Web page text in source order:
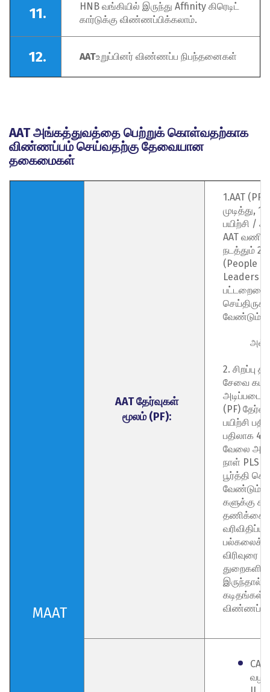
11.
HNB வங்கியில் இருந்து Affinity கிரெடிட்
கார்டுக்கு விண்ணப்பிக்கலாம்.
12. AATஉறுப்பினர் விண்ணப்ப நிபந்தனைகள்
AAT அங்கத்துவத்தை பெற்றுக் கொள்வதற்காக
விண்ணப்பம் செய்வதற்கு தேவையான
தகைமைகள்
MAAT
AAT தேர்வுகள்
மூலம் (PF):
1.AAT
முடித்து, 1
பயிற்சி /
AAT
நடத்தும் 2
(People &
பட்டறையை
வேண்டும்.
2. சிறப்பு
சேவை
(PF)
பயிற்சி
பதிலாக 4
வேலை
நாள் PLS
பூர்த்தி
வேண்டும்.
களுக்கு
தணிக்கை,
வரிவிதிப்பு,
விரிவுரை
இருந்தால்
கடிதங்கள்
CA